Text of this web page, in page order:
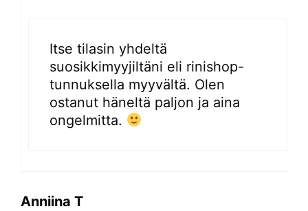
Itse tilasin yhdeltä
suosikkimyyjiltäni eli rinishop-
tunnuksella myyvältä. Olen
ostanut häneltä paljon ja aina
ongelmitta.
Anniina T